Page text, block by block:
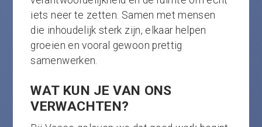
iets neer te zetten. Samen met mensen
die inhoudelijk sterk zijn, elkaar helpen
groeien en vooral gewoon prettig
samenwerken.
WAT KUN JE VAN ONS
VERWACHTEN?